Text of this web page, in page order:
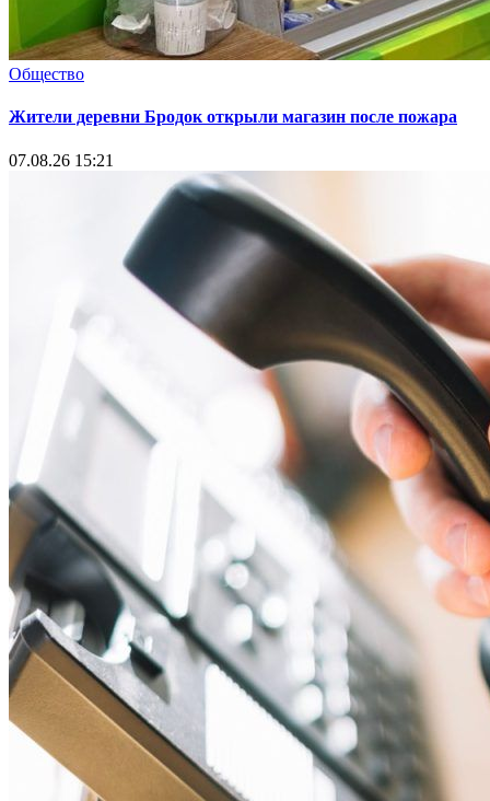
Общество
Жители деревни Бродок открыли магазин после пожара
07.08.26 15:21